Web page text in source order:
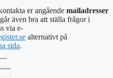
er angående mailadresser
även bra att ställa frågor i
via e-
alternativt på
sida.